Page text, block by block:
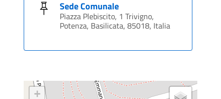
Sede Comunale
Piazza Plebiscito, 1 Trivigno,
Potenza, Basilicata, 85018, Italia
+